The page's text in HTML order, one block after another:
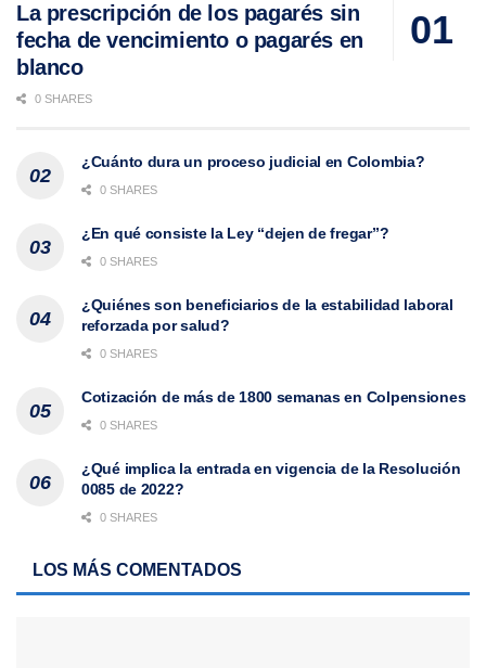
La prescripción de los pagarés sin
fecha de vencimiento o pagarés en
blanco
0 SHARES
¿Cuánto dura un proceso judicial en Colombia?
0 SHARES
¿En qué consiste la Ley “dejen de fregar”?
0 SHARES
¿Quiénes son beneficiarios de la estabilidad laboral
reforzada por salud?
0 SHARES
Cotización de más de 1800 semanas en Colpensiones
0 SHARES
¿Qué implica la entrada en vigencia de la Resolución
0085 de 2022?
0 SHARES
LOS MÁS COMENTADOS